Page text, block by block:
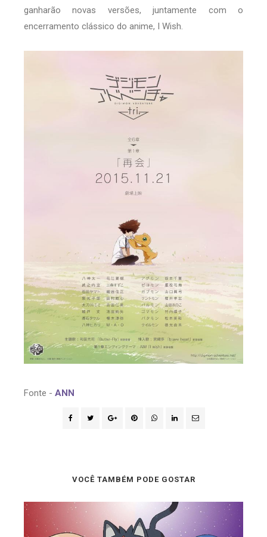
ganharão novas versões, juntamente com o
encerramento clássico do anime, I Wish.
Fonte - ANN
VOCÊ TAMBÉM PODE GOSTAR